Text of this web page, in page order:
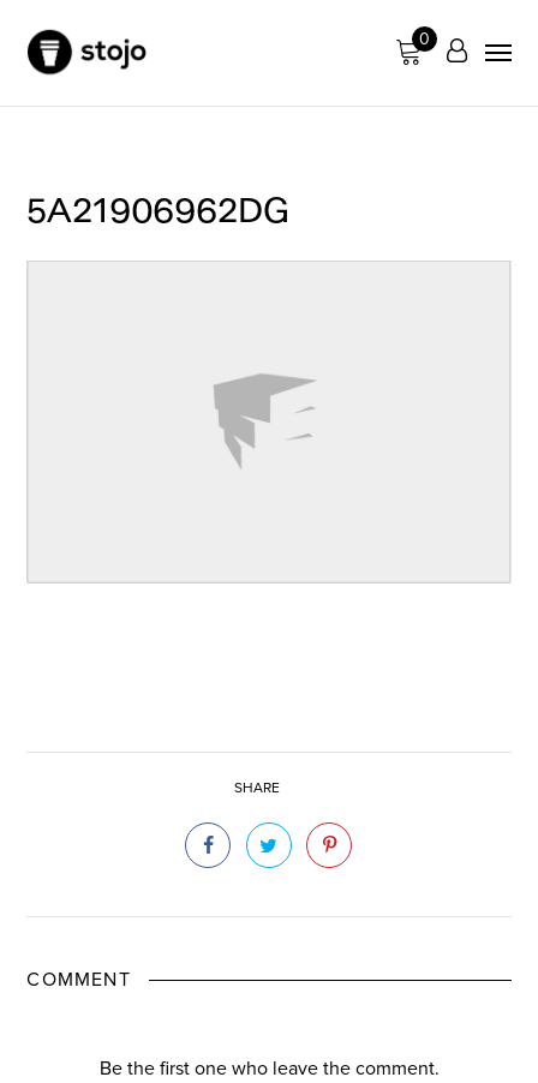
0
5A21906962DG
SHARE
COMMENT
Be the first one who leave the comment.